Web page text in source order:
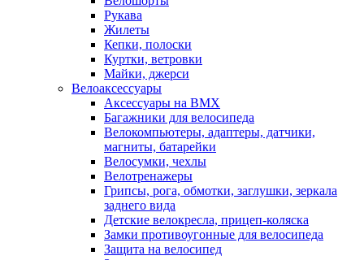
Рукава
Жилеты
Кепки, полоски
Куртки, ветровки
Майки, джерси
Велоаксессуары
Аксессуары на BMX
Багажники для велосипеда
Велокомпьютеры, адаптеры, датчики,
магниты, батарейки
Велосумки, чехлы
Велотренажеры
Грипсы, рога, обмотки, заглушки, зеркала
заднего вида
Детские велокресла, прицеп-коляска
Замки противоугонные для велосипеда
Защита на велосипед